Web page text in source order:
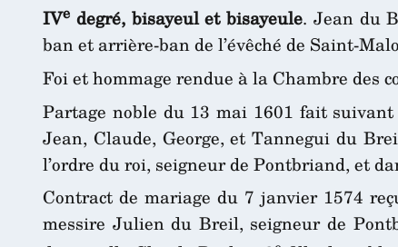
IVe degré, bisayeul et bisayeule. Jean du
ban et arrière-ban de l’évêché de Saint-
Foi et hommage rendue à la Chambre des
Partage noble du 13 mai 1601 fait
Jean, Claude, George, et Tannegui du
l’ordre du roi, seigneur de Pontbriand, et
Contract de mariage du 7 janvier 1574
messire Julien du Breil, seigneur de